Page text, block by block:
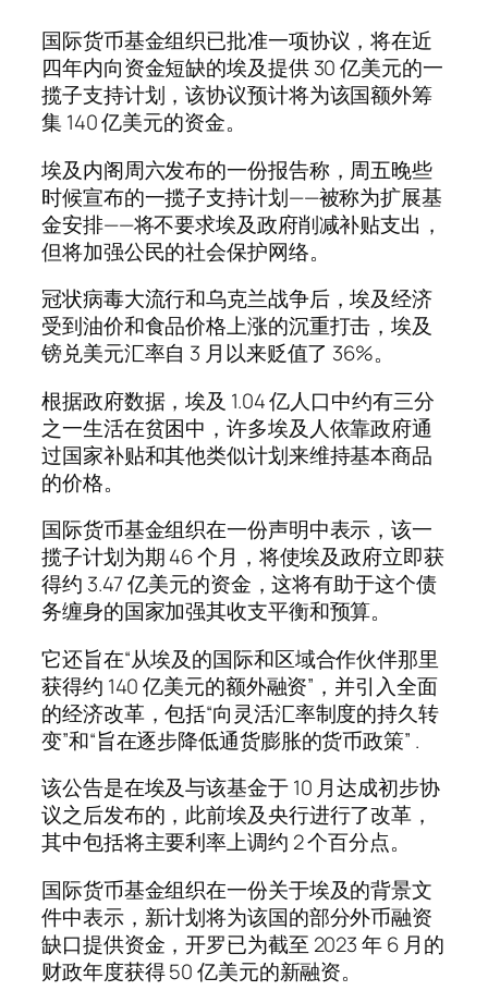
国际货币基金组织已批准一项协议，将在近
四年内向资金短缺的埃及提供 30 亿美元的一
揽子支持计划，该协议预计将为该国额外筹
集 140 亿美元的资金。
埃及内阁周六发布的一份报告称，周五晚些
时候宣布的一揽子支持计划——被称为扩展基
金安排——将不要求埃及政府削减补贴支出，
但将加强公民的社会保护网络。
冠状病毒大流行和乌克兰战争后，埃及经济
受到油价和食品价格上涨的沉重打击，埃及
镑兑美元汇率自 3 月以来贬值了 36%。
根据政府数据，埃及 1.04 亿人口中约有三分
之一生活在贫困中，许多埃及人依靠政府通
过国家补贴和其他类似计划来维持基本商品
的价格。
国际货币基金组织在一份声明中表示，该一
揽子计划为期 46 个月，将使埃及政府立即获
得约 3.47 亿美元的资金，这将有助于这个债
务缠身的国家加强其收支平衡和预算。
它还旨在“从埃及的国际和区域合作伙伴那里
获得约 140 亿美元的额外融资”，并引入全面
的经济改革，包括“向灵活汇率制度的持久转
变”和“旨在逐步降低通货膨胀的货币政策” .
该公告是在埃及与该基金于 10 月达成初步协
议之后发布的，此前埃及央行进行了改革，
其中包括将主要利率上调约 2 个百分点。
国际货币基金组织在一份关于埃及的背景文
件中表示，新计划将为该国的部分外币融资
缺口提供资金，开罗已为截至 2023 年 6 月的
财政年度获得 50 亿美元的新融资。